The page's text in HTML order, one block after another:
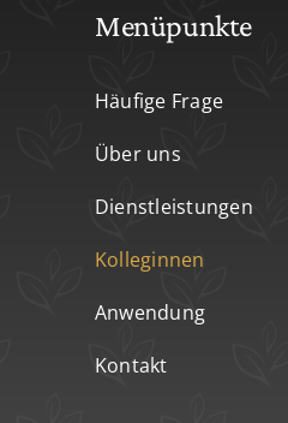
Menüpunkte
Häufige Frage
Über uns
Dienstleistungen
Kolleginnen
Anwendung
Kontakt